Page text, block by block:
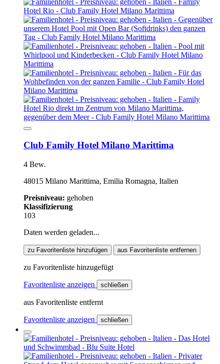
Club Family Hotel Milano Marittima
4 Bew.
48015 Milano Marittima, Emilia Romagna, Italien
Preisniveau: gehoben
Klassifizierung
103
Daten werden geladen...
zu Favoritenliste hinzufügen aus Favoritenliste entfernen
zu Favoritenliste hinzugefügt
Favoritenliste anzeigen schließen
aus Favoritenliste entfernt
Favoritenliste anzeigen schließen